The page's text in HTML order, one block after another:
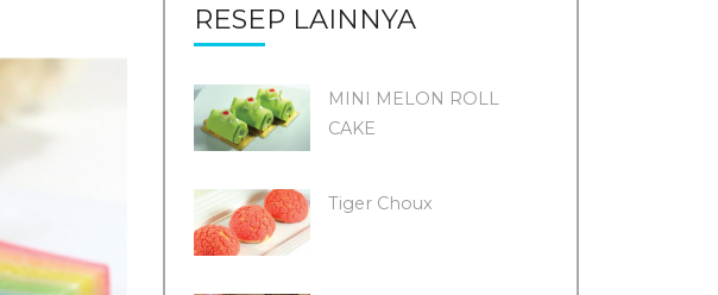
RESEP LAINNYA
MINI MELON ROLL
CAKE
Tiger Choux